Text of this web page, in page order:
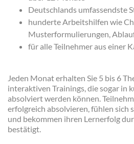
Deutschlands umfassendste
hunderte Arbeitshilfen wie
Musterformulierungen,
für alle Teilnehmer aus einer
Jeden Monat erhalten Sie 5 bis 6
interaktiven Trainings, die sogar in
absolviert werden können.
erfolgreich absolvieren, fühlen sich
und bekommen ihren Lernerfolg
bestätigt.